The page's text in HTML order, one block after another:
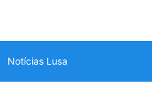
Notícias Lusa